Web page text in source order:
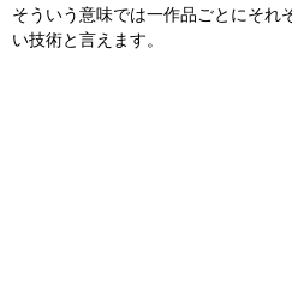
そういう意味では一作品ごとにそれ
い技術と言えます。